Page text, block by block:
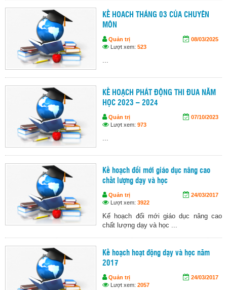
KẾ HOACH THÁNG 03 CỦA CHUYÊN
MÔN
Quản trị
08/03/2025
Lượt xem: 523
KẾ HOẠCH PHÁT ĐỘNG THI ĐUA NĂM
HỌC 2023 – 2024
Quản trị
07/10/2023
Lượt xem: 973
Kế hoạch đổi mới giáo dục nâng cao
chất lượng dạy và học
Quản trị
24/03/2017
Lượt xem: 3922
Kế hoạch đổi mới giáo dục nâng cao
chất lượng dạy và học ...
Kế hoạch hoạt động dạy và học năm
2017
Quản trị
24/03/2017
Lượt xem: 2057